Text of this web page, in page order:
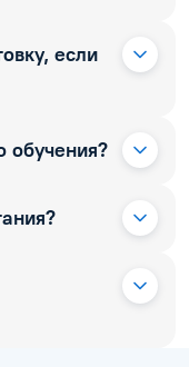
если
обучения?